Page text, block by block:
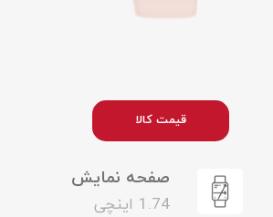
قیمت کالا
صفحه نمایش
1.74 اینچی